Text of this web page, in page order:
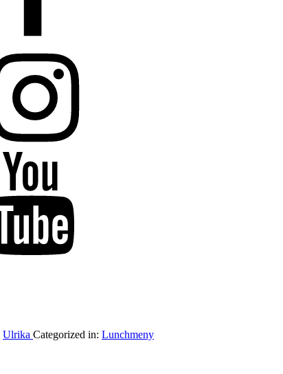
Ulrika Categorized in: Lunchmeny